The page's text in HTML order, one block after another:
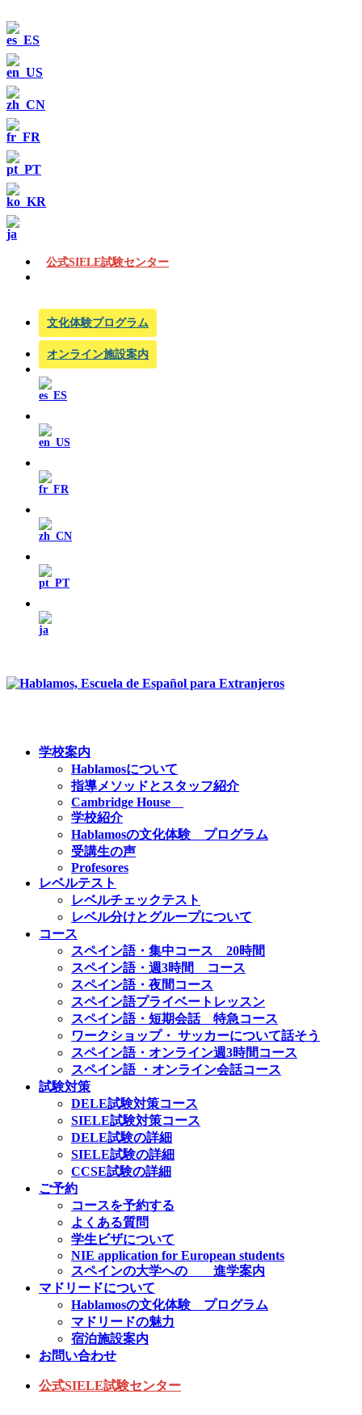
公式SIELE試験センター
文化体験プログラム
オンライン施設案内
学校案内
Hablamosについて
指導メソッドとスタッフ紹介
Cambridge House
学校紹介
Hablamosの文化体験 プログラム
受講生の声
Profesores
レベルテスト
レベルチェックテスト
レベル分けとグループについて
コース
スペイン語・集中コース 20時間
スペイン語・週3時間 コース
スペイン語・夜間コース
スペイン語プライベートレッスン
スペイン語・短期会話 特急コース
ワークショップ・ サッカーについて話そう
スペイン語・オンライン週3時間コース
スペイン語 ・オンライン会話コース
試験対策
DELE試験対策コース
SIELE試験対策コース
DELE試験の詳細
SIELE試験の詳細
CCSE試験の詳細
ご予約
コースを予約する
よくある質問
学生ビザについて
NIE application for European students
スペインの大学への 進学案内
マドリードについて
Hablamosの文化体験 プログラム
マドリードの魅力
宿泊施設案内
お問い合わせ
公式SIELE試験センター